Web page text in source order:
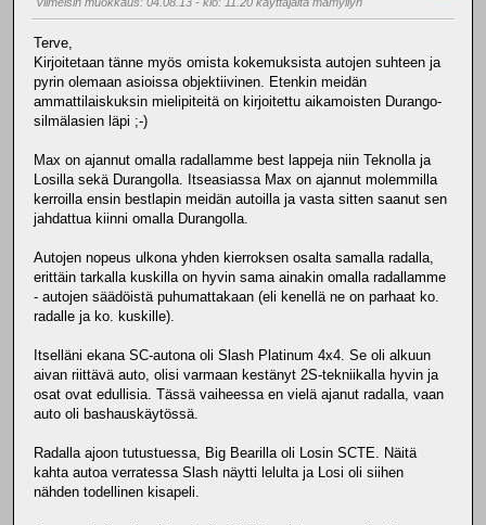
Terve,
Kirjoitetaan tänne myös omista kokemuksista autojen suhteen ja
pyrin olemaan asioissa objektiivinen. Etenkin meidän
ammattilaiskuksin mielipiteitä on kirjoitettu aikamoisten Durango-
silmälasien läpi ;-)
Max on ajannut omalla radallamme best lappeja niin Teknolla ja
Losilla sekä Durangolla. Itseasiassa Max on ajannut molemmilla
kerroilla ensin bestlapin meidän autoilla ja vasta sitten saanut sen
jahdattua kiinni omalla Durangolla.
Autojen nopeus ulkona yhden kierroksen osalta samalla radalla,
erittäin tarkalla kuskilla on hyvin sama ainakin omalla radallamme
- autojen säädöistä puhumattakaan (eli kenellä ne on parhaat ko.
radalle ja ko. kuskille).
Itselläni ekana SC-autona oli Slash Platinum 4x4. Se oli alkuun
aivan riittävä auto, olisi varmaan kestänyt 2S-tekniikalla hyvin ja
osat ovat edullisia. Tässä vaiheessa en vielä ajanut radalla, vaan
auto oli bashauskäytössä.
Radalla ajoon tutustuessa, Big Bearilla oli Losin SCTE. Näitä
kahta autoa verratessa Slash näytti lelulta ja Losi oli siihen
nähden todellinen kisapeli.